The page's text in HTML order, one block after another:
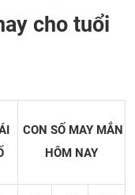
cho tuổi
CON SỐ MAY MẮN
HÔM NAY